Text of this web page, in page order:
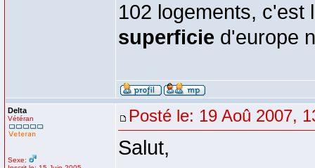
102 logements,
superficie d'europe
Delta
Vétéran
Sexe:
Posté le: 19 Aoû 2007,
Salut,